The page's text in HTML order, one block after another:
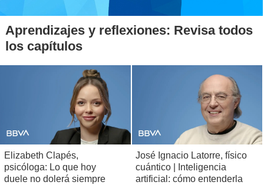
Aprendizajes y reflexiones: Revisa todos
los capítulos
Elizabeth Clapés,
psicóloga: Lo que hoy
duele no dolerá siempre
José Ignacio Latorre, físico
cuántico | Inteligencia
artificial: cómo entenderla